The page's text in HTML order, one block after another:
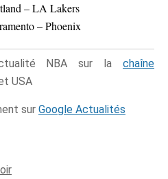
– LA Lakers
– Phoenix
NBA sur la chaîne
USA
sur Google Actualités